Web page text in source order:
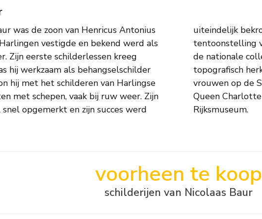
was de zoon van Henricus Antonius
vestigde en bekend werd als
Zijn eerste schilderlessen kreeg
hij werkzaam als behangselschilder
hij met het schilderen van Harlingse
met schepen, vaak bij ruw weer. Zijn
opgemerkt en zijn succes werd
Lodewijk Napoleon in 1808 op een
een werk van hem aankocht voor
Baur zeer gedetailleerde en
zoals de Schaatswedstrijd voor
in 1809 en het oorlogsschip
Algiers, 1818, beide in bezit van het
Rijksmuseum.
voorheen te koop
schilderijen van Nicolaas Baur